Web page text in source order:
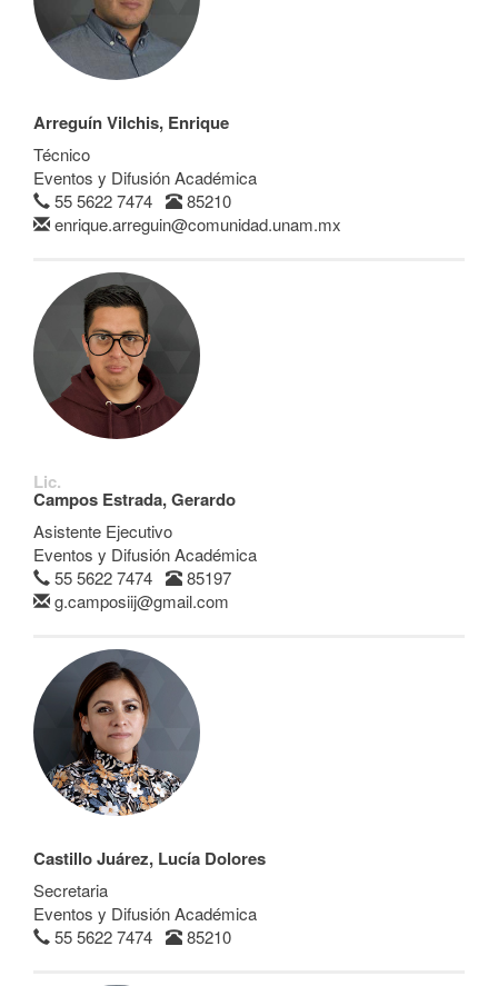
Arreguín Vilchis, Enrique
Técnico
Eventos y Difusión Académica
55 5622 7474
85210
enrique.arreguin@comunidad.unam.mx
Lic.
Campos Estrada, Gerardo
Asistente Ejecutivo
Eventos y Difusión Académica
55 5622 7474
85197
g.camposiij@gmail.com
Castillo Juárez, Lucía Dolores
Secretaria
Eventos y Difusión Académica
55 5622 7474
85210